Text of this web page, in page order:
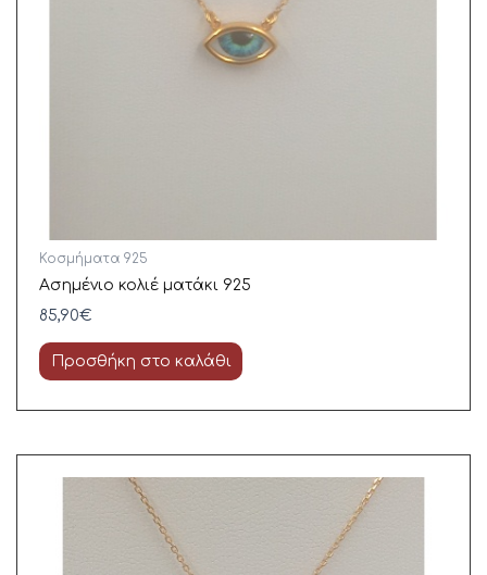
Κοσμήματα 925
Ασημένιο κολιέ ματάκι 925
85,90€
Προσθήκη στο καλάθι